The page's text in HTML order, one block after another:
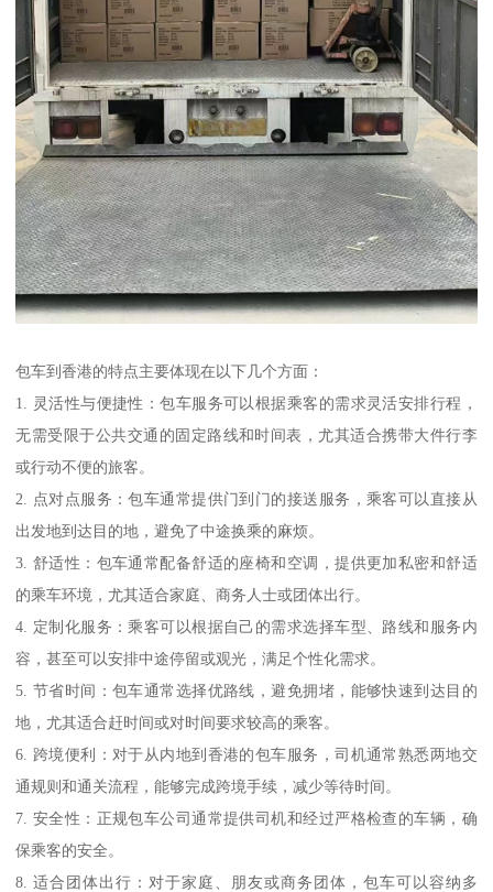
包车到香港的特点主要体现在以下几个方面：
1. 灵活性与便捷性：包车服务可以根据乘客的需求灵活安排行程，
无需受限于公共交通的固定路线和时间表，尤其适合携带大件行李
或行动不便的旅客。
2. 点对点服务：包车通常提供门到门的接送服务，乘客可以直接从
出发地到达目的地，避免了中途换乘的麻烦。
3. 舒适性：包车通常配备舒适的座椅和空调，提供更加私密和舒适
的乘车环境，尤其适合家庭、商务人士或团体出行。
4. 定制化服务：乘客可以根据自己的需求选择车型、路线和服务内
容，甚至可以安排中途停留或观光，满足个性化需求。
5. 节省时间：包车通常选择优路线，避免拥堵，能够快速到达目的
地，尤其适合赶时间或对时间要求较高的乘客。
6. 跨境便利：对于从内地到香港的包车服务，司机通常熟悉两地交
通规则和通关流程，能够完成跨境手续，减少等待时间。
7. 安全性：正规包车公司通常提供司机和经过严格检查的车辆，确
保乘客的安全。
8. 适合团体出行：对于家庭、朋友或商务团体，包车可以容纳多